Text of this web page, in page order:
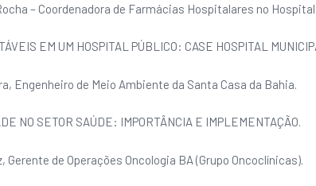
– Coordenadora de Farmácias Hospitalares no Hospital
EM UM HOSPITAL PÚBLICO: CASE HOSPITAL
Engenheiro de Meio Ambiente da Santa Casa da Bahia.
NO SETOR SAÚDE: IMPORTÂNCIA E IMPLEMENTAÇÃO.
de Operações Oncologia BA (Grupo Oncoclínicas).